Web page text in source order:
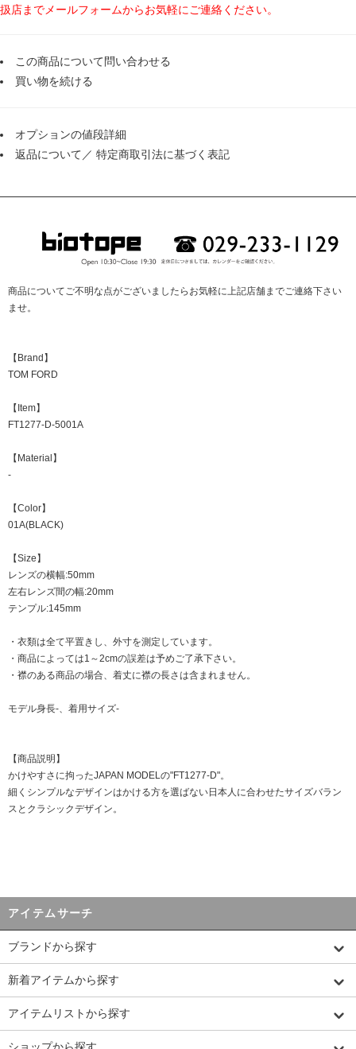
扱店までメールフォームからお気軽にご連絡ください。
この商品について問い合わせる
買い物を続ける
オプションの値段詳細
返品について ／ 特定商取引法に基づく表記
商品についてご不明な点がございましたらお気軽に上記店舗までご連絡下さい
ませ。
【Brand】
TOM FORD
【Item】
FT1277-D-5001A
【Material】
-
【Color】
01A(BLACK)
【Size】
レンズの横幅:50mm
左右レンズ間の幅:20mm
テンプル:145mm
・衣類は全て平置きし、外寸を測定しています。
・商品によっては1～2cmの誤差は予めご了承下さい。
・襟のある商品の場合、着丈に襟の長さは含まれません。
モデル身長-、着用サイズ-
【商品説明】
かけやすさに拘ったJAPAN MODELの"FT1277-D"。
細くシンプルなデザインはかける方を選ばない日本人に合わせたサイズバラン
スとクラシックデザイン。
アイテムサーチ
ブランドから探す
新着アイテムから探す
アイテムリストから探す
ショップから探す